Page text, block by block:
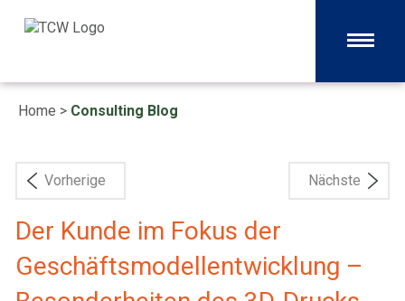
Home > Consulting Blog
Vorherige Nächste
Der Kunde im Fokus der
Geschäftsmodellentwicklung –